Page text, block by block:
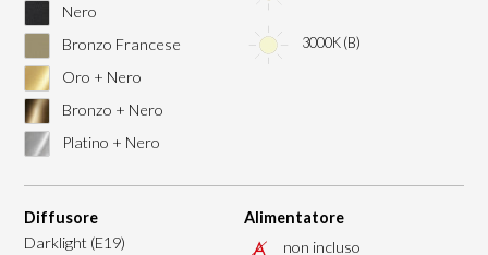
Nero
Bronzo Francese
Oro + Nero
Bronzo + Nero
Platino + Nero
3000K (B)
Diffusore
Darklight (E19)
Alimentatore
non incluso